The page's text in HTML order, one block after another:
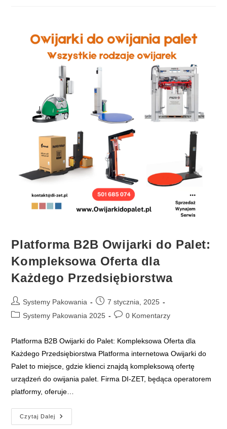
Automatyzacja
Magazynu
I
Materiały
„od
Ręki”
Platforma B2B Owijarki do Palet:
Kompleksowa Oferta dla
Każdego Przedsiębiorstwa
Post
author:
Systemy Pakowania
Post
published:
7 stycznia, 2025
PostSystemy Pakowania 2025
Post0 Komentarzy
Platforma B2B Owijarki do Palet: Kompleksowa Oferta dla
Każdego Przedsiębiorstwa Platforma internetowa Owijarki do
Palet to miejsce, gdzie klienci znajdą kompleksową ofertę
urządzeń do owijania palet. Firma DI-ZET, będąca operatorem
platformy, oferuje…
Czytaj Dalej
Platforma
B2B